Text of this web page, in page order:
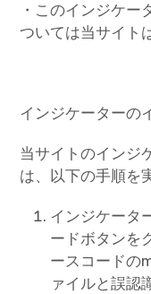
・このインジケー
ついては当サイト
インジケーターの
当サイトのインジ
は、以下の手順を
インジケータ
ードボタンを
ースコードの
ァイルと誤認